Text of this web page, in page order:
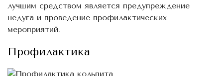
лучшим средством является предупреждение
недуга и проведение профилактических
мероприятий.
Профилактика